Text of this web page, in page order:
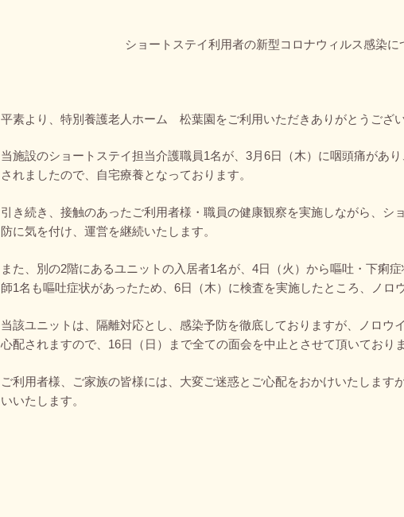
ショートステイ利用者の新型コロナウィルス感染に
平素より、特別養護老人ホーム 松葉園をご利用いただきありがとうござい
当施設のショートステイ担当介護職員1名が、3月6日（木）に咽頭痛があ
されましたので、自宅療養となっております。
引き続き、接触のあったご利用者様・職員の健康観察を実施しながら、シ
防に気を付け、運営を継続いたします。
また、別の2階にあるユニットの入居者1名が、4日（火）から嘔吐・下痢
師1名も嘔吐症状があったため、6日（木）に検査を実施したところ、ノロ
当該ユニットは、隔離対応とし、感染予防を徹底しておりますが、ノロウ
心配されますので、16日（日）まで全ての面会を中止とさせて頂いておりま
ご利用者様、ご家族の皆様には、大変ご迷惑とご心配をおかけいたします
いいたします。